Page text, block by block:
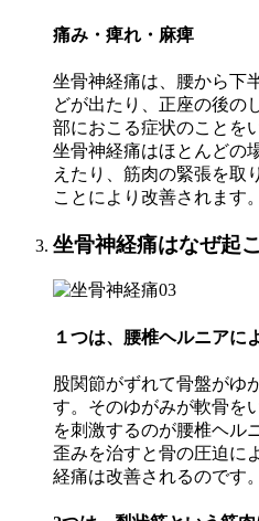
痛み・痺れ・麻痺
坐骨神経痛は、腰から下
どが出たり、正座の後の
部におこる症状のことを
坐骨神経痛はほとんどの
えたり、筋肉の緊張を取
ことにより改善されます。
坐骨神経痛はなぜ起
１つは、腰椎ヘルニアに
股関節がずれて骨盤がゆ
す。そのゆがみが軟骨を
を刺激するのが腰椎ヘル
歪みを治すと骨の圧迫に
経痛は改善されるのです。